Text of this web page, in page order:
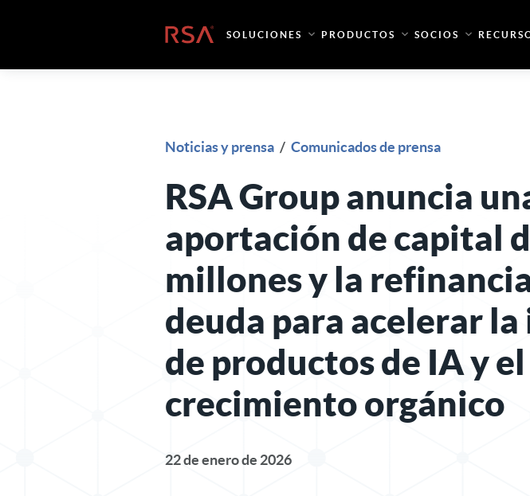
Inicio SOLUCIONES PRODUCTOS SOCIOS
Noticias y prensa / Comunicados de prensa
RSA Group anuncia
aportación de capital
millones y la
deuda para acelerar
de productos de IA y el
crecimiento orgánico
22 de enero de 2026